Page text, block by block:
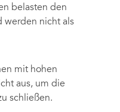
belasten den
werden nicht als
mit hohen
aus, um die
schließen.